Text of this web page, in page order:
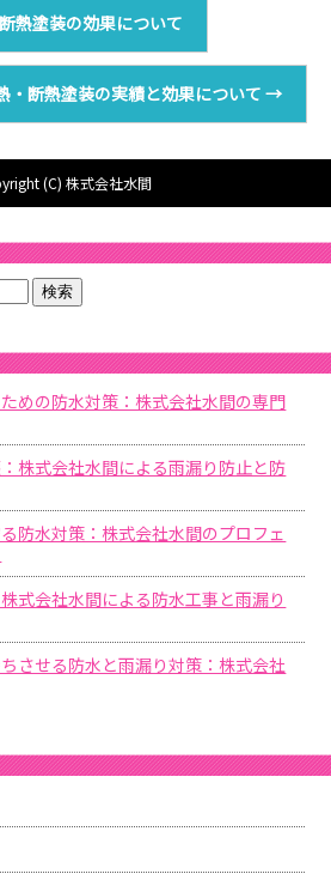
熱塗装の効果について
・断熱塗装の実績と効果について →
(C) 株式会社水間
ための防水対策：株式会社水間の専門
：株式会社水間による雨漏り防止と防
防水対策：株式会社水間のプロフェ
式会社水間による防水工事と雨漏り
させる防水と雨漏り対策：株式会社